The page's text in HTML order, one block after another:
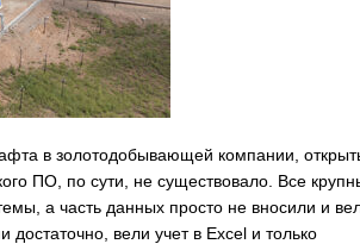
в золотодобывающей компании,
ПО, по сути, не существовало. Все
а часть данных просто не вносили и
вели учет в Excel и только